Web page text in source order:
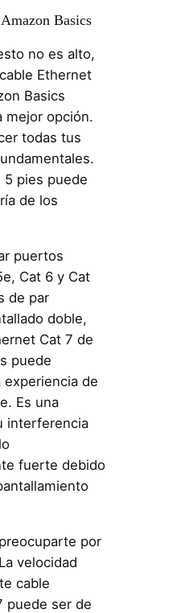
Basics
no es alto,
Ethernet
Basics
mejor opción.
todas tus
5 pies puede
de los
puertos
Cat 6 y Cat
de par
doble,
Cat 7 de
puede
experiencia de
Es una
interferencia
fuerte debido
por
velocidad
cable
puede ser de